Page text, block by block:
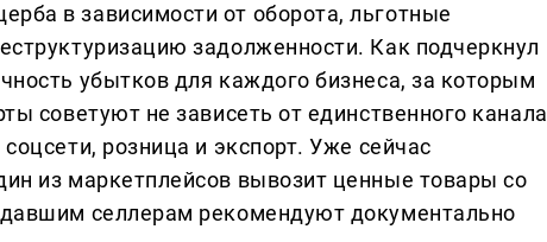
в зависимости от оборота, льготные
задолженности. Как подчеркнул
убытков для каждого бизнеса, за которым
советуют не зависеть от единственного канала
розница и экспорт. Уже сейчас
из маркетплейсов вывозит ценные товары со
селлерам рекомендуют документально